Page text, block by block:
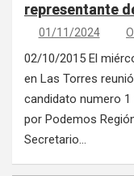
representante
01/11/2024
02/10/2015 El
en Las Torres
candidato numero
por Podemos
Secretario…